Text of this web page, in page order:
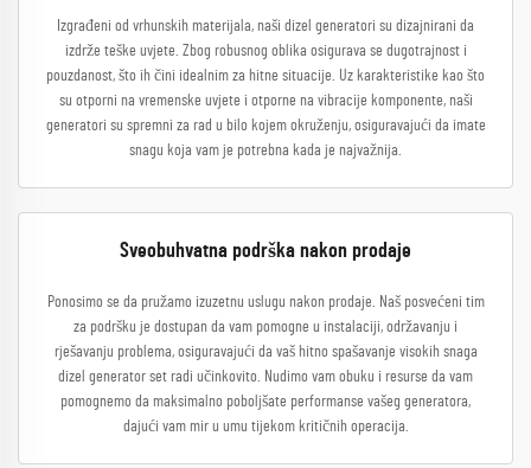
Izgrađeni od vrhunskih materijala, naši dizel generatori su dizajnirani da
izdrže teške uvjete. Zbog robusnog oblika osigurava se dugotrajnost i
pouzdanost, što ih čini idealnim za hitne situacije. Uz karakteristike kao što
su otporni na vremenske uvjete i otporne na vibracije komponente, naši
generatori su spremni za rad u bilo kojem okruženju, osiguravajući da imate
snagu koja vam je potrebna kada je najvažnija.
Sveobuhvatna podrška nakon prodaje
Ponosimo se da pružamo izuzetnu uslugu nakon prodaje. Naš posvećeni tim
za podršku je dostupan da vam pomogne u instalaciji, održavanju i
rješavanju problema, osiguravajući da vaš hitno spašavanje visokih snaga
dizel generator set radi učinkovito. Nudimo vam obuku i resurse da vam
pomognemo da maksimalno poboljšate performanse vašeg generatora,
dajući vam mir u umu tijekom kritičnih operacija.